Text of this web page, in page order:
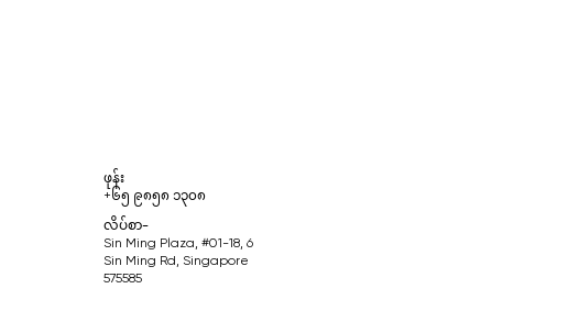
ဖုန်း
+၆၅ ၉၈၅၈ ၁၃၀၈
လိပ်စာ-
Sin Ming Plaza, #01-18, 6
Sin Ming Rd, Singapore
575585